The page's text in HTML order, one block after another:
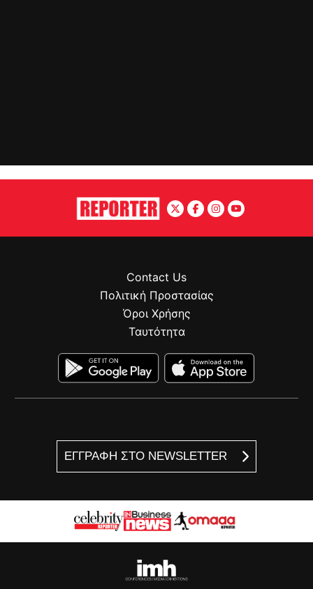
ΕΓΓΡΑΦΗ ΣΤΟ NEWSLETTER
Contact Us
Πολιτική Προστασίας
Όροι Χρήσης
Ταυτότητα